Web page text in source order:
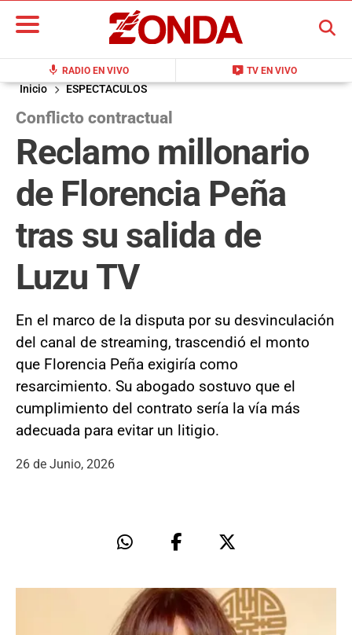
mic RADIO EN VIVO live_tv TV EN VIVO
BUSCAR
Inicio ESPECTACULOS
Conflicto contractual
Reclamo millonario
de Florencia Peña
tras su salida de
Luzu TV
En el marco de la disputa por su desvinculación
del canal de streaming, trascendió el monto
que Florencia Peña exigiría como
resarcimiento. Su abogado sostuvo que el
cumplimiento del contrato sería la vía más
adecuada para evitar un litigio.
26 de Junio, 2026